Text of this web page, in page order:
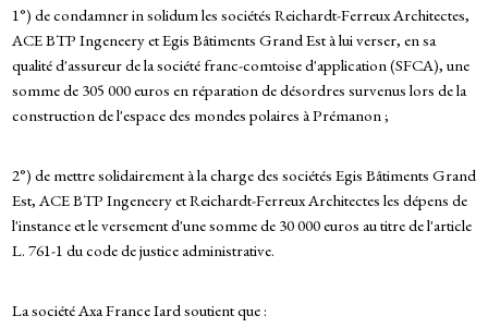
1°) de condamner in solidum les sociétés Reichardt-Ferreux Architectes,
ACE BTP Ingeneery et Egis Bâtiments Grand Est à lui verser, en sa
qualité d'assureur de la société franc-comtoise d'application (SFCA), une
somme de 305 000 euros en réparation de désordres survenus lors de la
construction de l'espace des mondes polaires à Prémanon ;
2°) de mettre solidairement à la charge des sociétés Egis Bâtiments Grand
Est, ACE BTP Ingeneery et Reichardt-Ferreux Architectes les dépens de
l'instance et le versement d'une somme de 30 000 euros au titre de l'article
L. 761-1 du code de justice administrative.
La société Axa France Iard soutient que :